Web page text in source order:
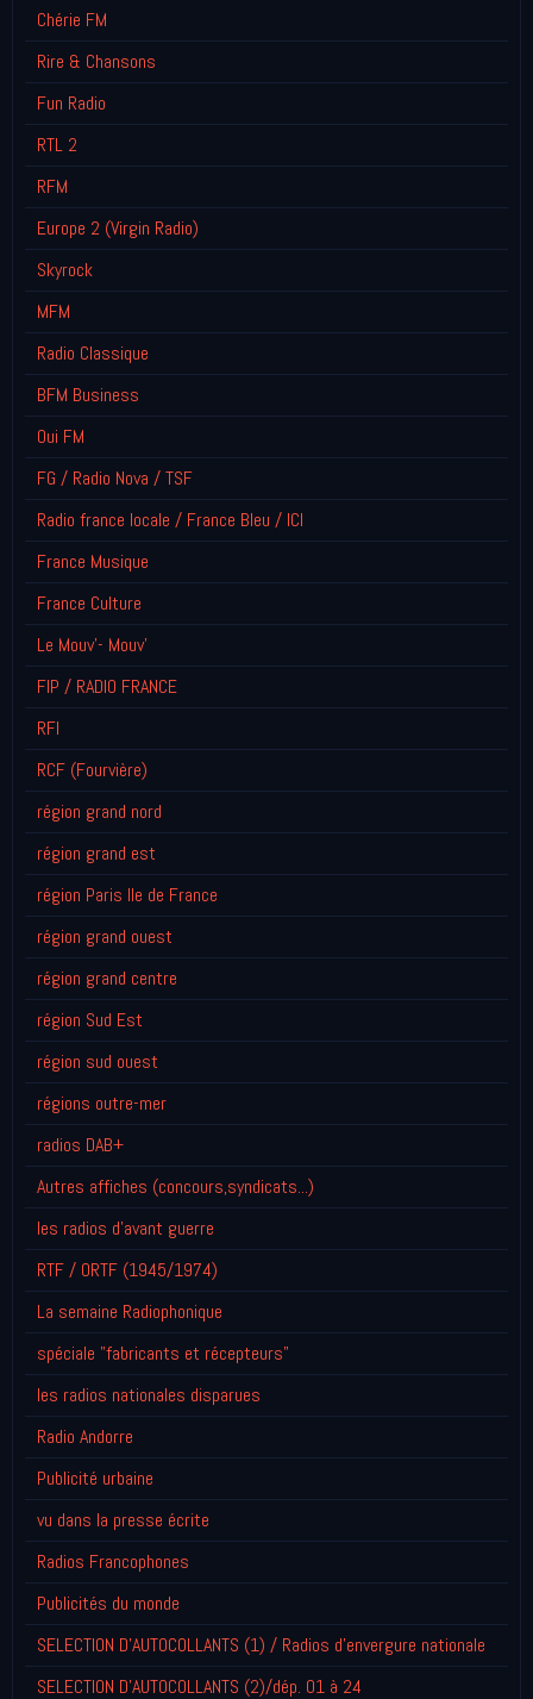
Chérie FM
Rire & Chansons
Fun Radio
RTL 2
RFM
Europe 2 (Virgin Radio)
Skyrock
MFM
Radio Classique
BFM Business
Oui FM
FG / Radio Nova / TSF
Radio france locale / France Bleu / ICI
France Musique
France Culture
Le Mouv'- Mouv'
FIP / RADIO FRANCE
RFI
RCF (Fourvière)
région grand nord
région grand est
région Paris Ile de France
région grand ouest
région grand centre
région Sud Est
région sud ouest
régions outre-mer
radios DAB+
Autres affiches (concours,syndicats...)
les radios d'avant guerre
RTF / ORTF (1945/1974)
La semaine Radiophonique
spéciale "fabricants et récepteurs"
les radios nationales disparues
Radio Andorre
Publicité urbaine
vu dans la presse écrite
Radios Francophones
Publicités du monde
SELECTION D'AUTOCOLLANTS (1) / Radios d'envergure nationale
SELECTION D'AUTOCOLLANTS (2)/dép. 01 à 24